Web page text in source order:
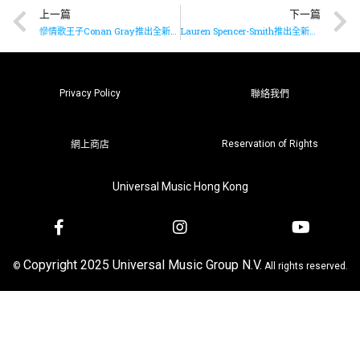
上一篇
慘情歌王子Conan Gray推出全新作品《Memories》
下一篇
Lauren Spencer-Smith推出全新作品《Flowers》
Privacy Policy 聯絡我們
網上商店 Reservation of Rights
Universal Music Hong Kong
© Copyright 2025 Universal Music Group N.V. All rights reserved.